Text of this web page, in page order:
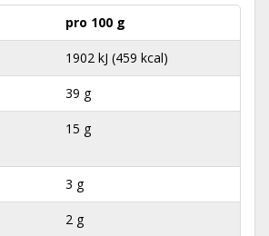
pro 100 g
1902 kJ (459 kcal)
39 g
15 g
3 g
2 g